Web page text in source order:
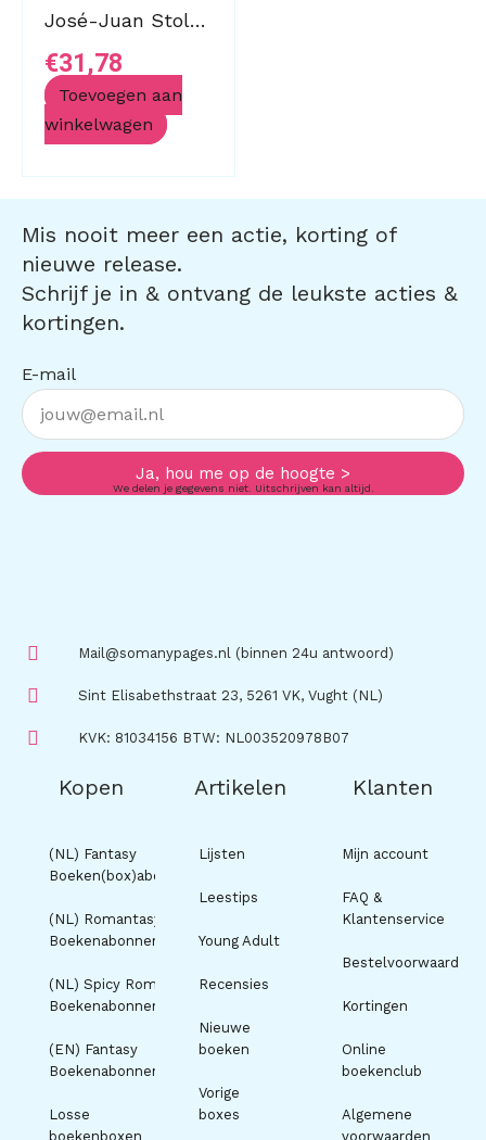
José-Juan Stolting
€31,78
Toevoegen aan
winkelwagen
Mis nooit meer een actie, korting of
nieuwe release.
Schrijf je in & ontvang de leukste acties &
kortingen.
E-mail
Ja, hou me op de hoogte >
We delen je gegevens niet. Uitschrijven kan altijd.
Mail@somanypages.nl (binnen 24u antwoord)
Sint Elisabethstraat 23, 5261 VK, Vught (NL)
KVK: 81034156 BTW: NL003520978B07
Kopen
(NL) Fantasy
Boeken(box)abonnement
(NL) Romantasy
Boekenabonnement
(NL) Spicy Romance
Boekenabonnement
(EN) Fantasy
Boekenabonnement
Losse
boekenboxen
Artikelen
Lijsten
Leestips
Young Adult
Recensies
Nieuwe
boeken
Vorige
boxes
Klanten
Mijn account
FAQ &
Klantenservice
Bestelvoorwaarden
Kortingen
Online
boekenclub
Algemene
voorwaarden